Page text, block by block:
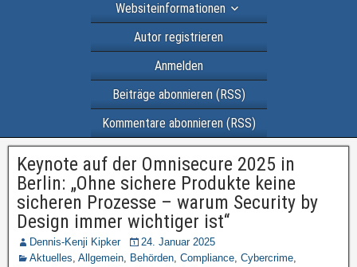
Websiteinformationen
Autor registrieren
Anmelden
Beiträge abonnieren (RSS)
Kommentare abonnieren (RSS)
Keynote auf der Omnisecure 2025 in
Berlin: „Ohne sichere Produkte keine
sicheren Prozesse – warum Security by
Design immer wichtiger ist“
Dennis-Kenji Kipker
24. Januar 2025
Aktuelles, Allgemein, Behörden, Compliance, Cybercrime,